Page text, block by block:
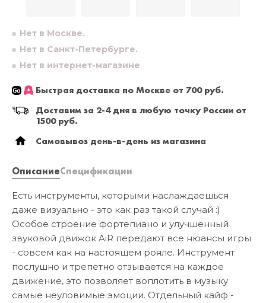
Нет в Москве.
Нет в Санкт-Петербурге.
Нет в интернет-магазине
Быстрая доставка по Москве от 700 руб.
Доставим за 2-4 дня в любую точку России от
1500 руб.
Самовывоз день-в-день из магазина
ОписаниеСпецификации
Есть инструменты, которыми наслаждаешься
даже визуально - это как раз такой случай :)
Особое строение фортепиано и улучшенный
звуковой движок AiR передают все нюансы игры
- совсем как на настоящем рояле. Инструмент
послушно и трепетно отзывается на каждое
движение, это позволяет воплотить в музыку
самые неуловимые эмоции. Отдельный кайф -